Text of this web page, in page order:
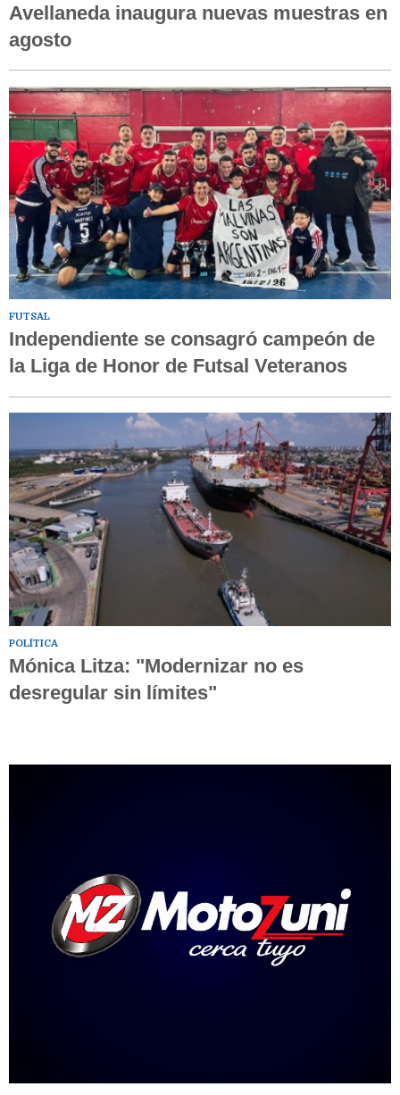
Avellaneda inaugura nuevas muestras en
agosto
FUTSAL
Independiente se consagró campeón de
la Liga de Honor de Futsal Veteranos
POLÍTICA
Mónica Litza: "Modernizar no es
desregular sin límites"